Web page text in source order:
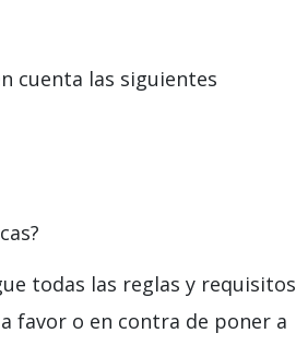
cuenta las siguientes
todas las reglas y requisitos
favor o en contra de poner a